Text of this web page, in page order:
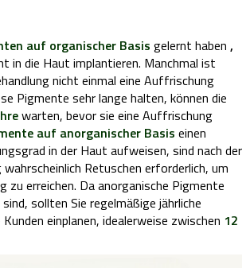
auf organischer Basis gelernt haben ,
in die Haut implantieren. Manchmal ist
nicht einmal eine Auffrischung
Pigmente sehr lange halten, können die
warten, bevor sie eine Auffrischung
auf anorganischer Basis einen
in der Haut aufweisen, sind nach der
Retuschen erforderlich, um
zu erreichen. Da anorganische Pigmente
sollten Sie regelmäßige jährliche
einplanen, idealerweise zwischen 12